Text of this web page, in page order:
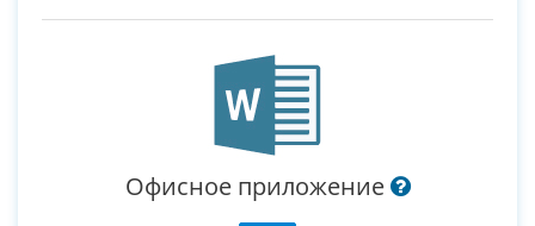
Офисное приложение